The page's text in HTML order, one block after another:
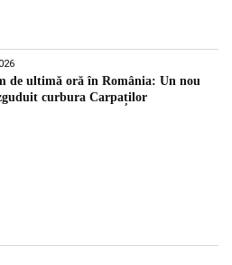
de ultimă oră în România: Un nou
curbura Carpaților